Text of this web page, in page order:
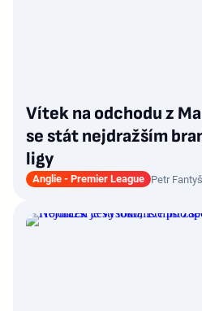
Vítek na odchodu z
se stát nejdražším
ligy
Anglie - Premier League Petr Fantyš